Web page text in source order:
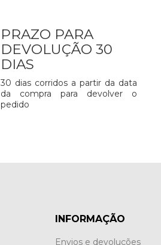
PRAZO PARA
DEVOLUÇÃO 30
DIAS
30 dias corridos a partir da data
da compra para devolver o
pedido
INFORMAÇÃO
Envios e devoluções